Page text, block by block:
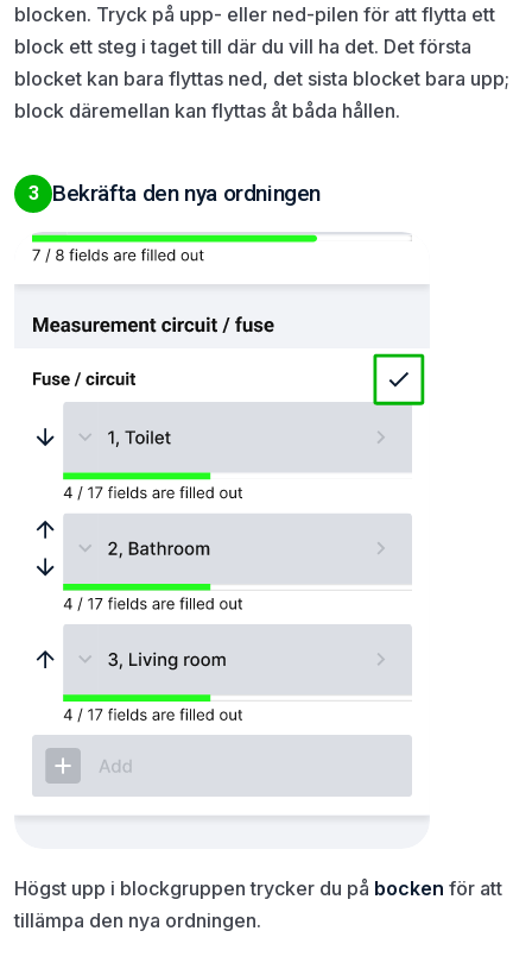
blocken. Tryck på upp- eller ned-pilen för att flytta ett
block ett steg i taget till där du vill ha det. Det första
blocket kan bara flyttas ned, det sista blocket bara upp;
block däremellan kan flyttas åt båda hållen.
3 Bekräfta den nya ordningen
Högst upp i blockgruppen trycker du på bocken för att
tillämpa den nya ordningen.